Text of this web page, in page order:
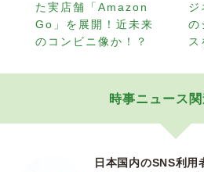
た実店舗「Amazon
Go」を展開！近未来
のコンビニ像か！？
ジ
の
ス
時事ニュース
日本国内のSNS利